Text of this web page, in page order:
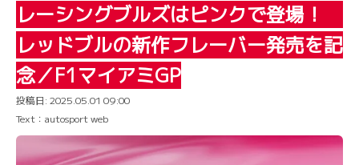
レーシングブルズはピンクで登場！
レッドブルの新作フレーバー発売を記
念／F1マイアミGP
投稿日: 2025.05.01 09:00
Text：autosport web